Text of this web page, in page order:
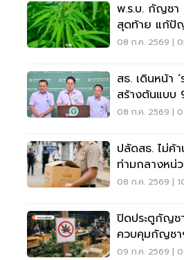
พ.ร.บ. กัญชา
สุดท้าย แก้ปั
ข้ามชาติ
08 ก.ค. 2569 |
สธ. เดินหน้า
สร้างต้นแบบ
ผลทั่วปท.
08 ก.ค. 2569 |
ปลัดสธ. ไม่ค้า
ท่ามกลางหน่
ทางสังคมสูง
08 ก.ค. 2569 |
ปิดประตูกัญช
ควบคุมกัญชา
ออนไลน์ ฝ่าฝื
09 ก.ค. 2569 |